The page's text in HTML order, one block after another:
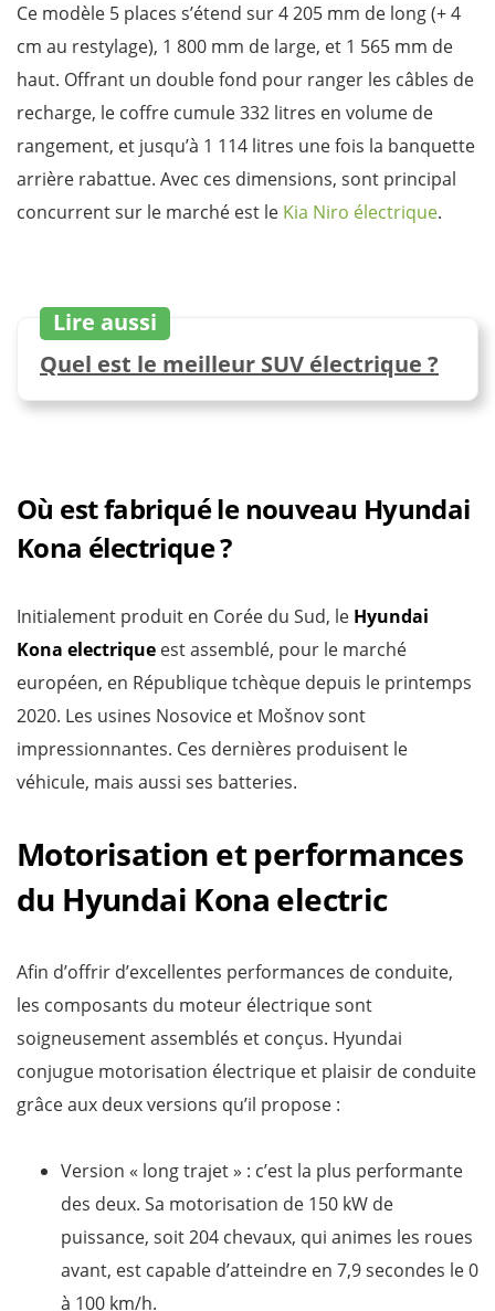
Ce modèle 5 places s’étend sur 4 205 mm de long (+ 4
cm au restylage), 1 800 mm de large, et 1 565 mm de
haut. Offrant un double fond pour ranger les câbles de
recharge, le coffre cumule 332 litres en volume de
rangement, et jusqu’à 1 114 litres une fois la banquette
arrière rabattue. Avec ces dimensions, sont principal
concurrent sur le marché est le Kia Niro électrique.
Lire aussi
Quel est le meilleur SUV électrique ?
Où est fabriqué le nouveau Hyundai
Kona électrique ?
Initialement produit en Corée du Sud, le Hyundai
Kona electrique est assemblé, pour le marché
européen, en République tchèque depuis le printemps
2020. Les usines Nosovice et Mošnov sont
impressionnantes. Ces dernières produisent le
véhicule, mais aussi ses batteries.
Motorisation et performances
du Hyundai Kona electric
Afin d’offrir d’excellentes performances de conduite,
les composants du moteur électrique sont
soigneusement assemblés et conçus. Hyundai
conjugue motorisation électrique et plaisir de conduite
grâce aux deux versions qu’il propose :
Version « long trajet » : c’est la plus performante
des deux. Sa motorisation de 150 kW de
puissance, soit 204 chevaux, qui animes les roues
avant, est capable d’atteindre en 7,9 secondes le 0
à 100 km/h.